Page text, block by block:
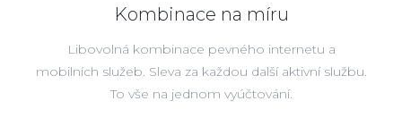
Kombinace na míru
Libovolná kombinace pevného internetu a
mobilních služeb. Sleva za každou další aktivní službu.
To vše na jednom vyúčtování.